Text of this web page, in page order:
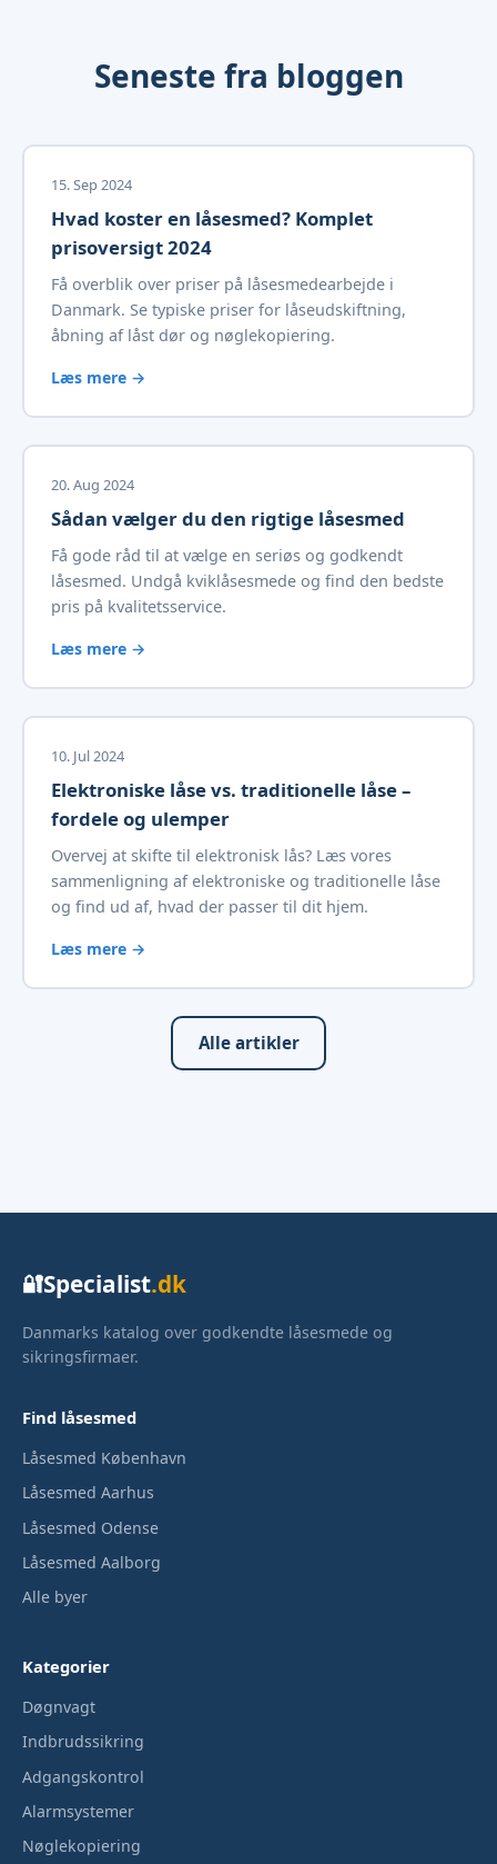
Seneste fra bloggen
15. Sep 2024
Hvad koster en låsesmed? Komplet
prisoversigt 2024
Få overblik over priser på låsesmedearbejde i
Danmark. Se typiske priser for låseudskiftning,
åbning af låst dør og nøglekopiering.
Læs mere →
20. Aug 2024
Sådan vælger du den rigtige låsesmed
Få gode råd til at vælge en seriøs og godkendt
låsesmed. Undgå kviklåsesmede og find den bedste
pris på kvalitetsservice.
Læs mere →
10. Jul 2024
Elektroniske låse vs. traditionelle låse –
fordele og ulemper
Overvej at skifte til elektronisk lås? Læs vores
sammenligning af elektroniske og traditionelle låse
og find ud af, hvad der passer til dit hjem.
Læs mere →
Alle artikler
🔐Specialist.dk
Danmarks katalog over godkendte låsesmede og
sikringsfirmaer.
Find låsesmed
Låsesmed København
Låsesmed Aarhus
Låsesmed Odense
Låsesmed Aalborg
Alle byer
Kategorier
Døgnvagt
Indbrudssikring
Adgangskontrol
Alarmsystemer
Nøglekopiering